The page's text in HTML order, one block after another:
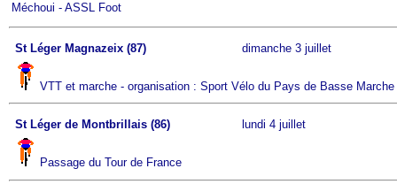
Méchoui - ASSL Foot
St Léger Magnazeix (87) dimanche 3 juillet
VTT et marche - organisation : Sport Vélo du Pays de Basse Marche
St Léger de Montbrillais (86) lundi 4 juillet
Passage du Tour de France